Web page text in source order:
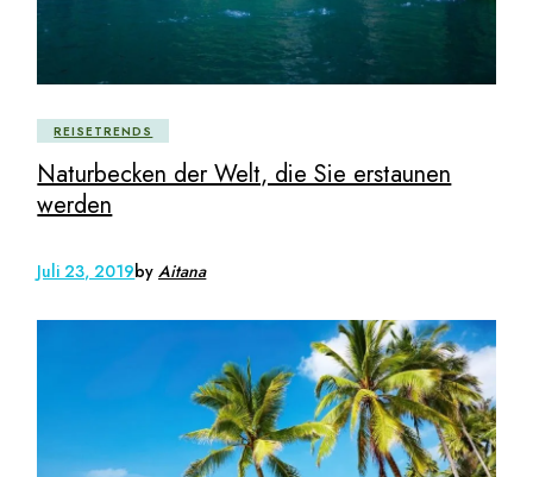
REISETRENDS
Naturbecken der Welt, die Sie erstaunen
werden
Juli 23, 2019byAitana